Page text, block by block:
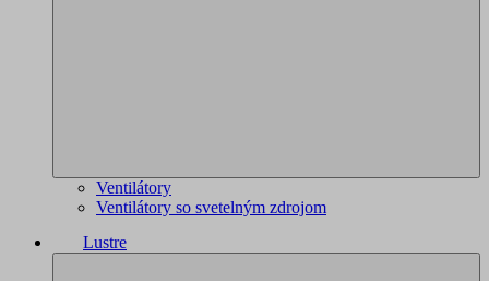
Ventilátory
Ventilátory so svetelným zdrojom
Lustre